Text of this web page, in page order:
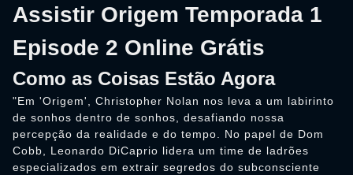
Assistir Origem Temporada 1
Episode 2 Online Grátis
Como as Coisas Estão Agora
"Em 'Origem', Christopher Nolan nos leva a um labirinto
de sonhos dentro de sonhos, desafiando nossa
percepção da realidade e do tempo. No papel de Dom
Cobb, Leonardo DiCaprio lidera um time de ladrões
especializados em extrair segredos do subconsciente